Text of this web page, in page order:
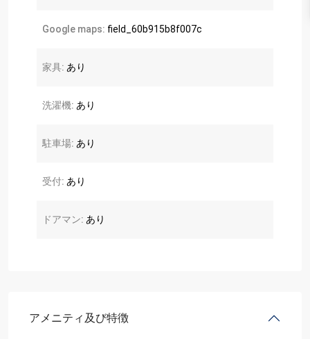
Google maps: field_60b915b8f007c
家具: あり
洗濯機: あり
駐車場: あり
受付: あり
ドアマン: あり
アメニティ及び特徴